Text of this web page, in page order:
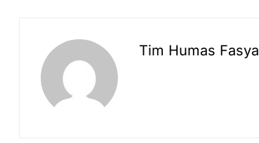
Tim Humas Fasya